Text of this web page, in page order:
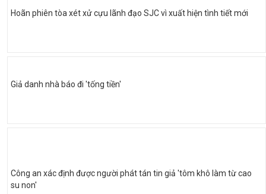
Hoãn phiên tòa xét xử cựu lãnh đạo SJC vì xuất hiện tình tiết mới
Giả danh nhà báo đi 'tống tiền'
Công an xác định được người phát tán tin giả 'tôm khô làm từ cao
su non'